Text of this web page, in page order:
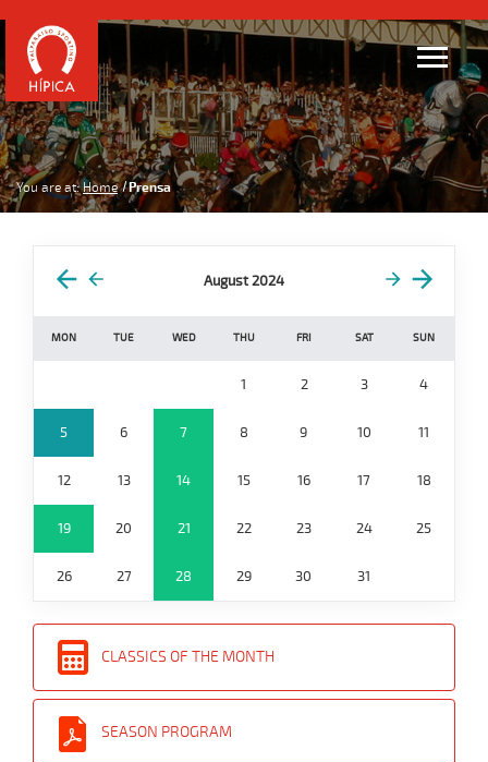
You are at: Home Prensa
August 2024
MON TUE WED THU FRI SAT SUN
1 2 3 4
5 6 7 8 9 10 11
12 13 14 15 16 17 18
19 20 21 22 23 24 25
26 27 28 29 30 31
CLASSICS OF THE MONTH
SEASON PROGRAM